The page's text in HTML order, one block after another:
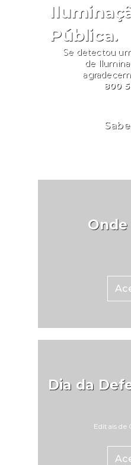
Pública.
Se detectou
de
800
Dia da
Editais de